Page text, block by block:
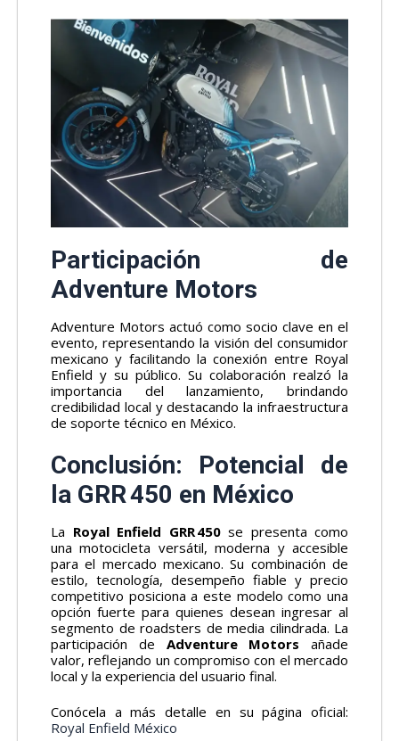
Participación de
Adventure Motors
Adventure Motors actuó como socio clave en el
evento, representando la visión del consumidor
mexicano y facilitando la conexión entre Royal
Enfield y su público. Su colaboración realzó la
importancia del lanzamiento, brindando
credibilidad local y destacando la infraestructura
de soporte técnico en México.
Conclusión: Potencial de
la GRR 450 en México
La Royal Enfield GRR 450se presenta como
una motocicleta versátil, moderna y accesible
para el mercado mexicano. Su combinación de
estilo, tecnología, desempeño fiable y precio
competitivo posiciona a este modelo como una
opción fuerte para quienes desean ingresar al
segmento de roadsters de media cilindrada. La
participación de Adventure Motors añade
valor, reflejando un compromiso con el mercado
local y la experiencia del usuario final.
Conócela a más detalle en su página oficial:
Royal Enfield México